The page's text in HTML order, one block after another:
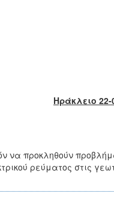
Ηράκλειο 22-
να προκληθούν
ρεύματος στις